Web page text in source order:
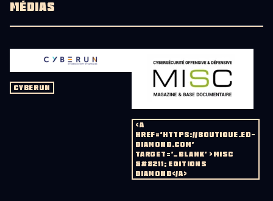
MÉDIAS
CYBERUN
<A
HREF='HTTPS://BOUTIQUE.ED-
DIAMOND.COM'
TARGET='_BLANK' >MISC
&#8211; EDITIONS
DIAMOND</A>